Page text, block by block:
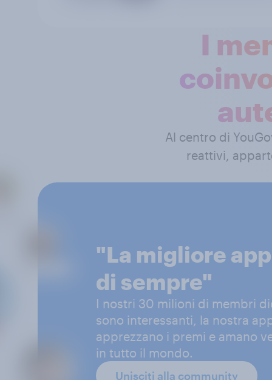
I
Al centro di
reattivi,
"La migliore
di sempre"
I nostri 30 milioni di membri
sono interessanti, la nostra
apprezzano i premi e amano
in tutto il mondo.
Unisciti alla community